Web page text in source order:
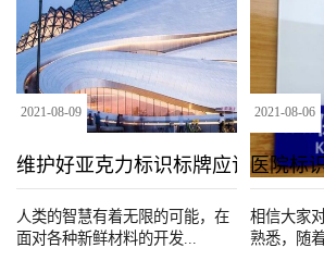
2021-08-09
维护好亚克力标识标牌应该注意哪
人类的智慧有着无限的可能，在
面对各种新鲜材料的开发...
2021-08-06
医院标
相信大家
熟悉，随